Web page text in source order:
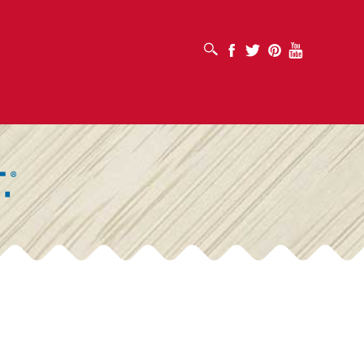
OUVRIR LA BOÎTE DE RECHERCHE
Facebook
Twitter PinterestYoutube